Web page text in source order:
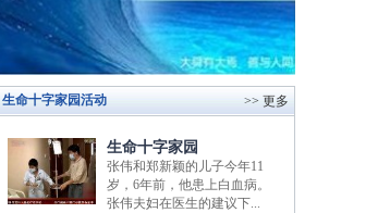
生命十字家园活动 >> 更多
生命十字家园
张伟和郑新颖的儿子今年11
岁，6年前，他患上白血病。
张伟夫妇在医生的建议下...